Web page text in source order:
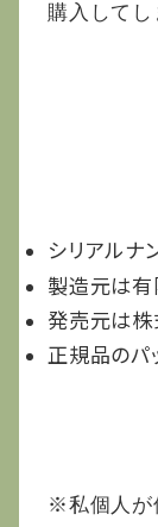
購入してし
シリアルナ
製造元は有
発売元は
正規品のパ
※私個人が